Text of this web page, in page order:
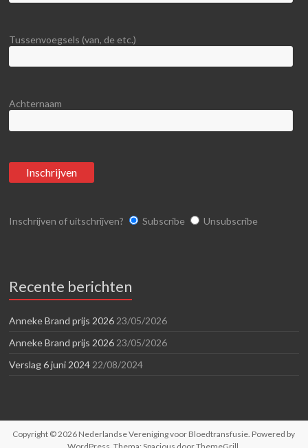
Tussenvoegsels (van, de etc.)
Achternaam
Inschrijven of uitschrijven? Subscribe Unsubscribe
Recente berichten
Anneke Brand prijs 2026 23/05/2026
Anneke Brand prijs 2026 23/05/2026
Verslag 6 juni 2024 22/08/2024
Copyright © 2026 Nederlandse Vereniging voor Bloedtransfusie . Powered by